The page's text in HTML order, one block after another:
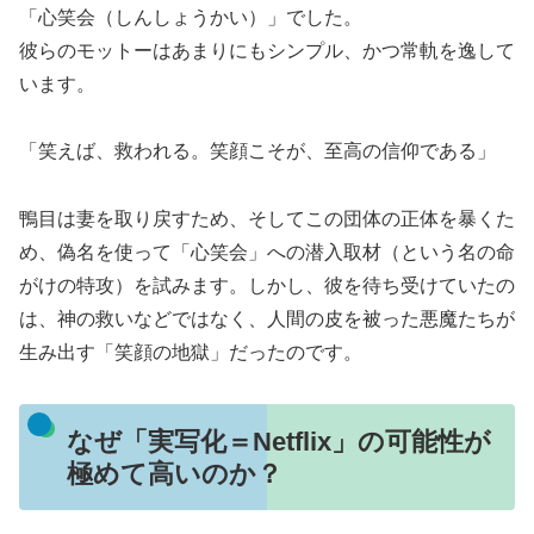
「心笑会（しんしょうかい）」でした。
彼らのモットーはあまりにもシンプル、かつ常軌を逸して
います。
「笑えば、救われる。笑顔こそが、至高の信仰である」
鴨目は妻を取り戻すため、そしてこの団体の正体を暴くた
め、偽名を使って「心笑会」への潜入取材（という名の命
がけの特攻）を試みます。しかし、彼を待ち受けていたの
は、神の救いなどではなく、人間の皮を被った悪魔たちが
生み出す「笑顔の地獄」だったのです。
なぜ「実写化＝Netflix」の可能性が
極めて高いのか？